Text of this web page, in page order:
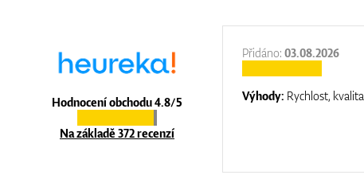
Hodnocení obchodu 4.8/5
Na základě 372 recenzí
Přidáno:03.08.2026
Výhody: Rychlost, kvalita